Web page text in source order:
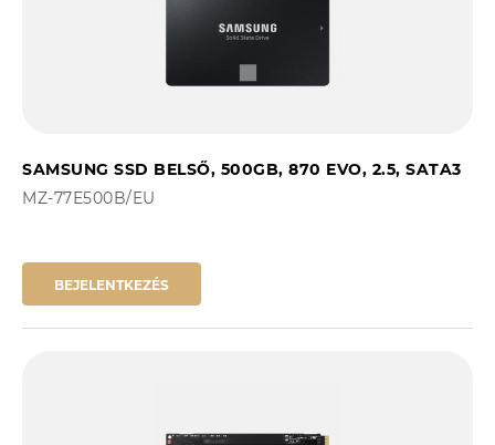
SAMSUNG SSD BELSŐ, 500GB, 870 EVO, 2.5, SATA3
MZ-77E500B/EU
BEJELENTKEZÉS